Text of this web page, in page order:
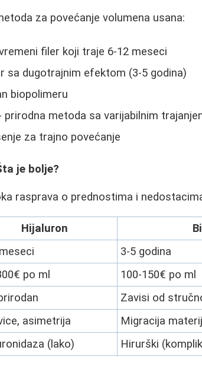
za povećanje volumena usana:
filer koji traje 6-12 meseci
sa dugotrajnim efektom (3-5 godina)
biopolimeru
prirodna metoda sa varijabilnim
za trajno povećanje
je bolje?
rasprava o prednostima i
Hijaluron
3-5 godina
po ml
100-150€ po ml
Zavisi od
asimetrija
Migracija
(lako) Hirurški